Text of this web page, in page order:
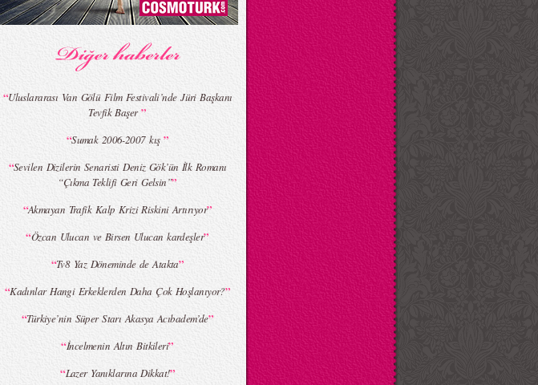
“Uluslararası Van Gölü Film Festivali’nde Jüri Başkanı
Tevfik Başer”
“Sumak 2006-2007 kış ”
“Sevilen Dizilerin Senaristi Deniz Gök’ün İlk Romanı
“Çıkma Teklifi Geri Gelsin””
“Akmayan Trafik Kalp Krizi Riskini Artırıyor”
“Özcan Ulucan ve Birsen Ulucan kardeşler”
“Tv8 Yaz Döneminde de Atakta”
“Kadınlar Hangi Erkeklerden Daha Çok Hoşlanıyor?”
“Türkiye’nin Süper Starı Akasya Acıbadem’de”
“İncelmenin Altın Bitkileri”
“Lazer Yanıklarına Dikkat!”